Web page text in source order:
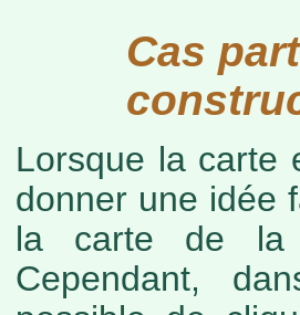
Cas
Lorsque la carte
donner une idée
la carte de la
Cependant,